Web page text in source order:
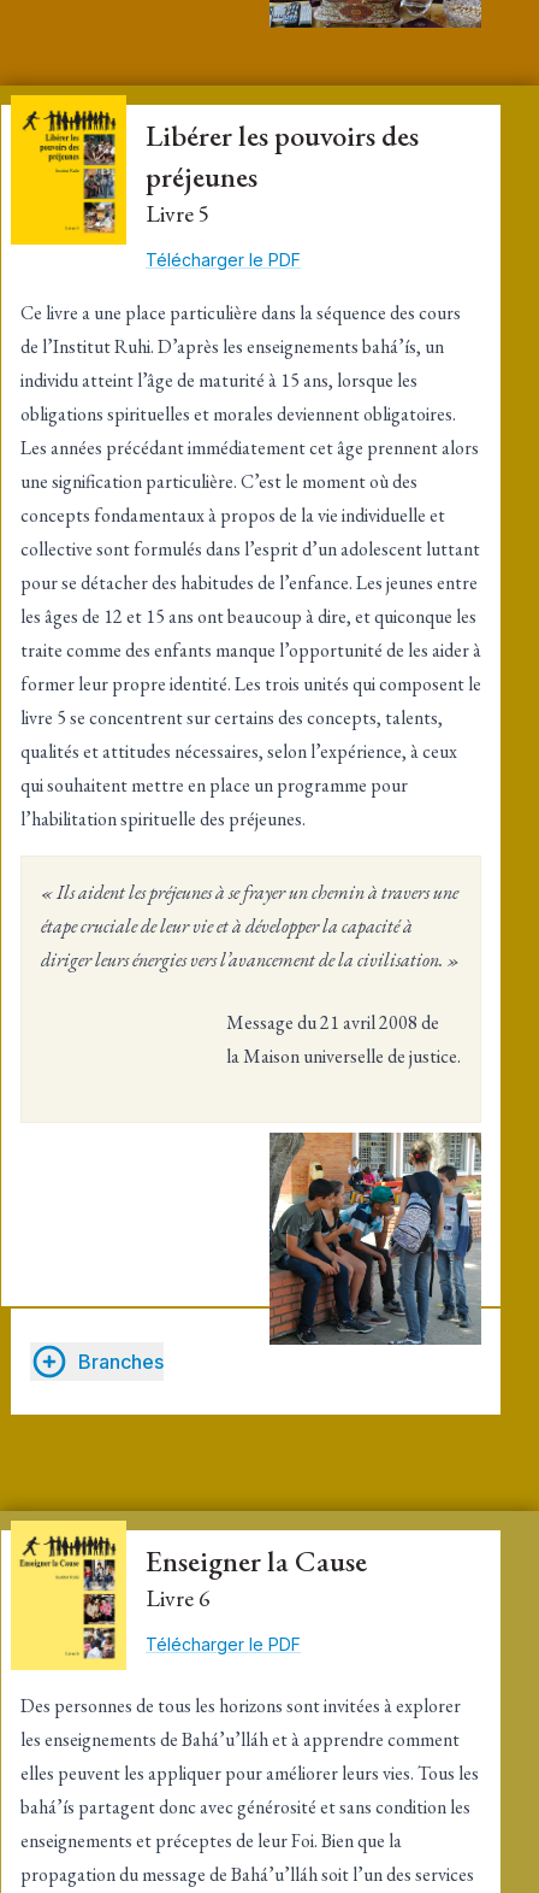
Libérer les pouvoirs des
préjeunes
Livre 5
Télécharger le PDF
Ce livre a une place particulière dans la séquence des cours
de l’Institut Ruhi. D’après les enseignements bahá’ís, un
individu atteint l’âge de maturité à 15 ans, lorsque les
obligations spirituelles et morales deviennent obligatoires.
Les années précédant immédiatement cet âge prennent alors
une signification particulière. C’est le moment où des
concepts fondamentaux à propos de la vie individuelle et
collective sont formulés dans l’esprit d’un adolescent luttant
pour se détacher des habitudes de l’enfance. Les jeunes entre
les âges de 12 et 15 ans ont beaucoup à dire, et quiconque les
traite comme des enfants manque l’opportunité de les aider à
former leur propre identité. Les trois unités qui composent le
livre 5 se concentrent sur certains des concepts, talents,
qualités et attitudes nécessaires, selon l’expérience, à ceux
qui souhaitent mettre en place un programme pour
l’habilitation spirituelle des préjeunes.
« Ils aident les préjeunes à se frayer un chemin à travers une
étape cruciale de leur vie et à développer la capacité à
diriger leurs énergies vers l’avancement de la civilisation. »
Message du 21 avril 2008 de
la Maison universelle de justice.
Branches
Enseigner la Cause
Livre 6
Télécharger le PDF
Des personnes de tous les horizons sont invitées à explorer
les enseignements de Bahá’u’lláh et à apprendre comment
elles peuvent les appliquer pour améliorer leurs vies. Tous les
bahá’ís partagent donc avec générosité et sans condition les
enseignements et préceptes de leur Foi. Bien que la
propagation du message de Bahá’u’lláh soit l’un des services